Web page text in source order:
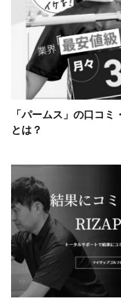
「パームス」の口コ
とは？